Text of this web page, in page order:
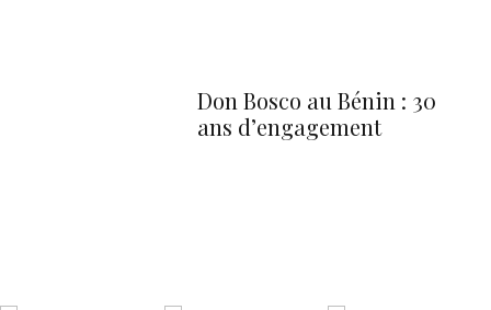
Don Bosco au Bénin : 30
ans d’engagement